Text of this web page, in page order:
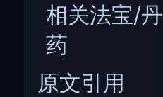
相关法宝/丹
药
原文引用